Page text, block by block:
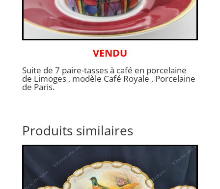
VENDU
Suite de 7 paire-tasses à café en porcelaine
de Limoges , modèle Café Royale , Porcelaine
de Paris.
Produits similaires